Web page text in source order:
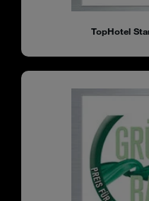
TopHotel